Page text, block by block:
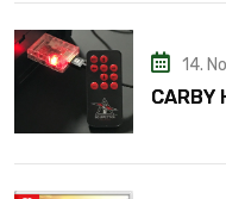
14.
CARBY